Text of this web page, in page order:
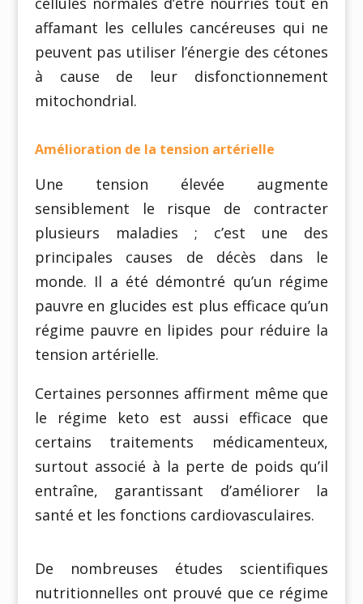
affamant les cellules cancéreuses qui ne
peuvent pas utiliser l’énergie des cétones
à cause de leur disfonctionnement
mitochondrial.
Amélioration de la tension artérielle
Une tension élevée augmente
sensiblement le risque de contracter
plusieurs maladies ; c’est une des
principales causes de décès dans le
monde. Il a été démontré qu’un régime
pauvre en glucides est plus efficace qu’un
régime pauvre en lipides pour réduire la
tension artérielle.
Certaines personnes affirment même que
le régime keto est aussi efficace que
certains traitements médicamenteux,
surtout associé à la perte de poids qu’il
entraîne, garantissant d’améliorer la
santé et les fonctions cardiovasculaires.
De nombreuses études scientifiques
nutritionnelles ont prouvé que ce régime